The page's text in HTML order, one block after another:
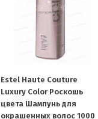
Estel Haute Couture
Luxury Color Роскошь
цвета Шампунь для
окрашенных волос 1000